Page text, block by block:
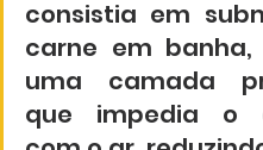
consistia em
carne em banha,
uma camada
que impedia o